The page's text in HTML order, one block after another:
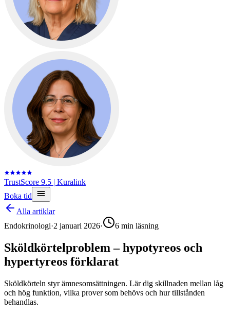
TrustScore 9.5 | Kuralink
Boka tid
Alla artiklar
Endokrinologi·2 januari 2026· 6 min läsning
Sköldkörtelproblem – hypotyreos och
hypertyreos förklarat
Sköldkörteln styr ämnesomsättningen. Lär dig skillnaden mellan låg
och hög funktion, vilka prover som behövs och hur tillstånden
behandlas.